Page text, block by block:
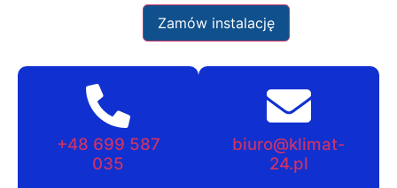
Zamów instalację
+48 699 587
035
biuro@klimat-
24.pl